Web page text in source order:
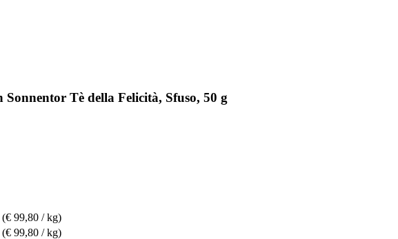
Sonnentor Tè della Felicità, Sfuso, 50 g
(€ 99,80 / kg)
(€ 99,80 / kg)